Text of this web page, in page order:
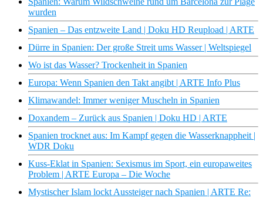
wurden
Spanien – Das entzweite Land | Doku HD Reupload | ARTE
Dürre in Spanien: Der große Streit ums Wasser | Weltspiegel
Wo ist das Wasser? Trockenheit in Spanien
Europa: Wenn Spanien den Takt angibt | ARTE Info Plus
Klimawandel: Immer weniger Muscheln in Spanien
Doxandem – Zurück aus Spanien | Doku HD | ARTE
Spanien trocknet aus: Im Kampf gegen die Wasserknappheit |
WDR Doku
Kuss-Eklat in Spanien: Sexismus im Sport, ein europaweites
Problem | ARTE Europa – Die Woche
Mystischer Islam lockt Aussteiger nach Spanien | ARTE Re: